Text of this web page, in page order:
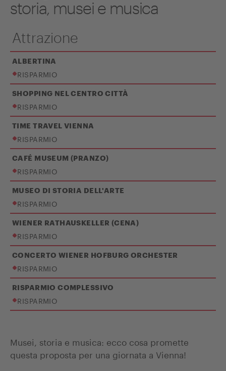
storia, musei e musica
Attrazione
ALBERTINA
RISPARMIO
SHOPPING NEL CENTRO CITTÀ
RISPARMIO
TIME TRAVEL VIENNA
RISPARMIO
CAFÉ MUSEUM (PRANZO)
RISPARMIO
MUSEO DI STORIA DELL'ARTE
RISPARMIO
WIENER RATHAUSKELLER (CENA)
RISPARMIO
CONCERTO WIENER HOFBURG ORCHESTER
RISPARMIO
RISPARMIO COMPLESSIVO
RISPARMIO
Musei, storia e musica: ecco cosa promette
questa proposta per una giornata a Vienna!